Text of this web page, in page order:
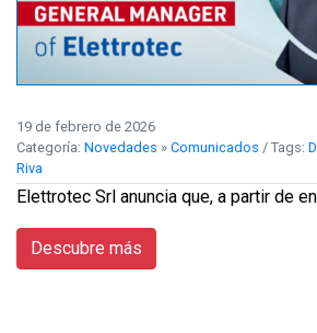
19 de febrero de 2026
Categoría: Novedades » Comunicados / Tags:
Riva
Elettrotec Srl anuncia que, a partir de
Descubre más